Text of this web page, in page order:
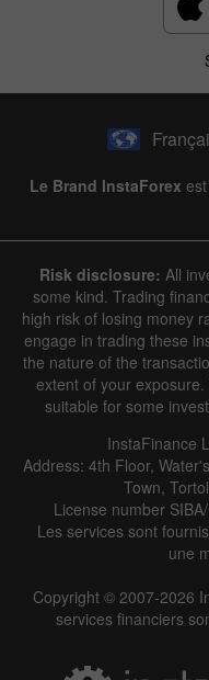
Le Brand InstaForex
Risk disclosure: All
some kind. Trading
high risk of losing money
engage in trading these
the nature of the
extent of your
suitable for some
InstaFinance
Address: 4th Floor,
Town,
License number
Les services sont
une
Copyright © 2007-2026
services financiers